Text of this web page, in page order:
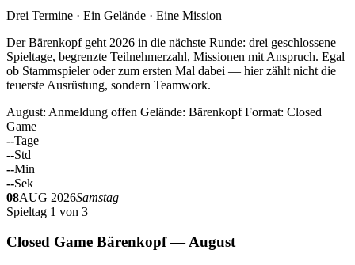
Drei Termine · Ein Gelände · Eine Mission
Der Bärenkopf geht 2026 in die nächste Runde: drei geschlossene
Spieltage, begrenzte Teilnehmerzahl, Missionen mit Anspruch. Egal
ob Stammspieler oder zum ersten Mal dabei — hier zählt nicht die
teuerste Ausrüstung, sondern Teamwork.
August: Anmeldung offen Gelände: Bärenkopf Format: Closed
Game
--Tage
--Std
--Min
--Sek
08AUG 2026Samstag
Spieltag 1 von 3
Closed Game Bärenkopf — August